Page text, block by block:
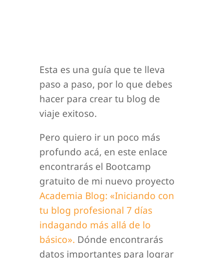
Esta es una guía que te lleva
paso a paso, por lo que debes
hacer para crear tu blog de
viaje exitoso.
Pero quiero ir un poco más
profundo acá, en este enlace
encontrarás el Bootcamp
gratuito de mi nuevo proyecto
Academia Blog: «Iniciando con
tu blog profesional 7 días
indagando más allá de lo
básico». Dónde encontrarás
datos importantes para lograr